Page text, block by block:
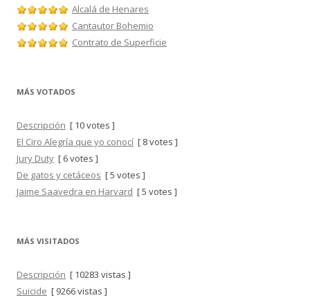
Alcalá de Henares
Cantautor Bohemio
Contrato de Superficie
MÁS VOTADOS
Descripción [ 10 votes ]
El Ciro Alegría que yo conocí [ 8 votes ]
Jury Duty [ 6 votes ]
De gatos y cetáceos [ 5 votes ]
Jaime Saavedra en Harvard [ 5 votes ]
MÁS VISITADOS
Descripción [ 10283 vistas ]
Suicide [ 9266 vistas ]